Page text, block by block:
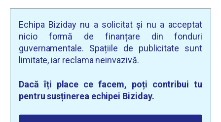
Echipa Biziday nu a solicitat și nu a acceptat
nicio formă de finanțare din fonduri
guvernamentale. Spațiile de publicitate sunt
limitate, iar reclama neinvazivă.
Dacă îți place ce facem, poți contribui tu
pentru susținerea echipei Biziday.